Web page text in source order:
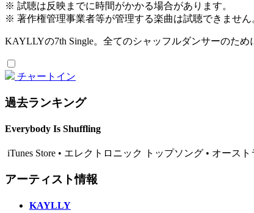
※ 試聴は反映までに時間がかかる場合があります。
※ 著作権管理事業者等が管理する楽曲は試聴できません
KAYLLYの7th Single。全てのシャッフルダンサーのため
チャートイン
過去ランキング
Everybody Is Shuffling
iTunes Store • エレクトロニック トップソング • オースト
アーティスト情報
KAYLLY